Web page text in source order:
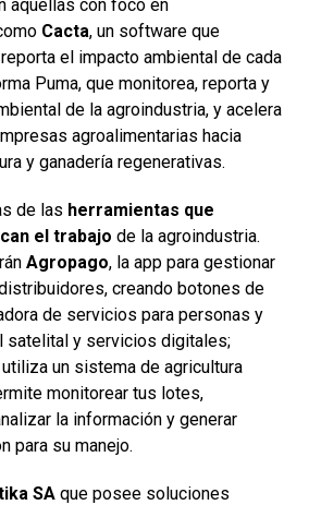
aquellas con foco en
Cacta, un software que
el impacto ambiental de cada
Puma, que monitorea, reporta y
de la agroindustria, y acelera
agroalimentarias hacia
y ganadería regenerativas.
de las herramientas que
el trabajo de la agroindustria.
Agropago, la app para gestionar
creando botones de
de servicios para personas y
satelital y servicios digitales;
utiliza un sistema de agricultura
monitorear tus lotes,
la información y generar
para su manejo.
SA que posee soluciones